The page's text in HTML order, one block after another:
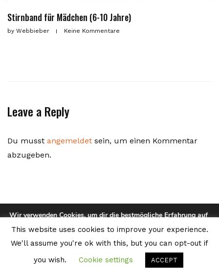
Stirnband für Mädchen (6-10 Jahre)
by Webbieber Keine Kommentare
Leave a Reply
Du musst angemeldet sein, um einen Kommentar
abzugeben.
TASCHEN, RUCKSÄCKE USW.
© webbieber | Die Strickfilzerei
This website uses cookies to improve your experience.
We'll assume you're ok with this, but you can opt-out if
you wish.
Cookie settings ACCEPT
Wir verwenden Cookies, um dir die bestmögliche Erfahrung auf
Du kannst mehr darüber erfahren, welche Cookies wir
verwenden, oder sie unterEinstellungendeaktivieren.
Zustimmen Ablehnen